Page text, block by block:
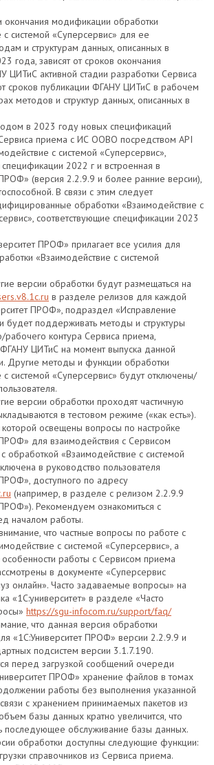
окончания модификации обработки
с системой «Суперсервис» для ее
и структурам данных, описанных в
года, зависят от сроков окончания
ЦИТиС активной стадии разработки Сервиса
сроков публикации ФГАНУ ЦИТиС в рабочем
методов и структур данных, описанных в
в 2023 году новых спецификаций
приема с ИС ООВО посредством API
с системой «Суперсервис»,
2022 г и встроенная в
(версия 2.2.9.9 и более ранние версии),
В связи с этим следует
обработки «Взаимодействие с
соответствующие спецификации 2023
ПРОФ» прилагает все усилия для
«Взаимодействие с системой
версии обработки будут размещаться на
в разделе релизов для каждой
ПРОФ», подраздел «Исправление
будет поддерживать методы и структуры
рабочего контура Сервиса приема,
ЦИТиС на момент выпуска данной
Другие методы и функции обработки
с системой «Суперсервис» будут отключены/
версии обработки проходят частичную
в тестовом режиме («как есть»).
которой освещены вопросы по настройке
для взаимодействия с Сервисом
обработкой «Взаимодействие с системой
в руководство пользователя
доступного по адресу
(например, в разделе с релизом 2.2.9.9
Рекомендуем ознакомиться с
началом работы.
что частные вопросы по работе с
с системой «Суперсервис», а
работы с Сервисом приема
в документе «Суперсервис
онлайн». Часто задаваемые вопросы» на
«1С:университет» в разделе «Часто
https://sgu-infocom.ru/support/faq/
что данная версия обработки
«1С:Университет ПРОФ» версии 2.2.9.9 и
подсистем версии 3.1.7.190.
перед загрузкой сообщений очереди
ПРОФ» хранение файлов в томах
работы без выполнения указанной
с хранением принимаемых пакетов из
базы данных кратно увеличится, что
последующее обслуживание базы данных.
обработки доступны следующие функции:
справочников из Сервиса приема.